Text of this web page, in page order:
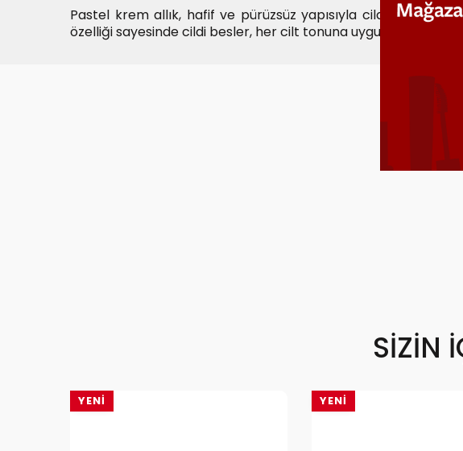
Pastel krem allık, hafif ve pürüzsüz yapısıyla cildinizle
özelliği sayesinde cildi besler, her cilt tonuna uygun renk
SIZIN
YENI YENI